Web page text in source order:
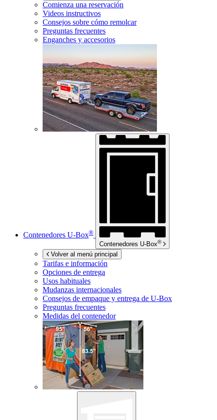
Comienza una reservación
Videos instructivos
Consejos sobre cómo remolcar
Preguntas frecuentes
Enganches y accesorios
Contenedores U-Box®
Contenedores U-Box®
Volver al menú principal
Tarifas e información
Opciones de entrega
Usos habituales
Mudanzas internacionales
Consejos de empaque y entrega de U-Box
Preguntas frecuentes
Medidas del contenedor